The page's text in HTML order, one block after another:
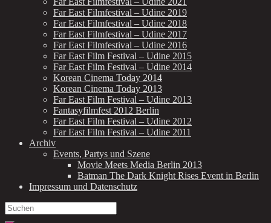
Far East Filmfestival – Udine 2019
Far East Filmfestival – Udine 2018
Far East Filmfestival – Udine 2017
Far East Filmfestival – Udine 2016
Far East Film Festival – Udine 2015
Far East Film Festival – Udine 2014
Korean Cinema Today 2014
Korean Cinema Today 2013
Far East Film Festival – Udine 2013
Fantasyfilmfest 2012 Berlin
Far East Film Festival – Udine 2012
Far East Film Festival – Udine 2011
Archiv
Events, Partys und Szene
Movie Meets Media Berlin 2013
Batman The Dark Knight Rises Event in Berlin
Impressum und Datenschutz
Search
for: